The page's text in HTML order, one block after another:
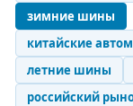
зимние шины
китайские
летние шины
российский